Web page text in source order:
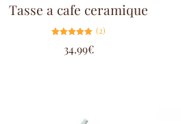
Tasse a cafe ceramique
5.00
sur 5
(2)
34.99€